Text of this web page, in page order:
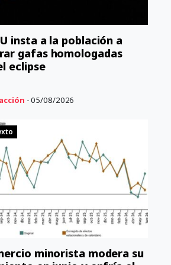
insta a la población a
gafas homologadas
eclipse
- 05/08/2026
minorista modera su